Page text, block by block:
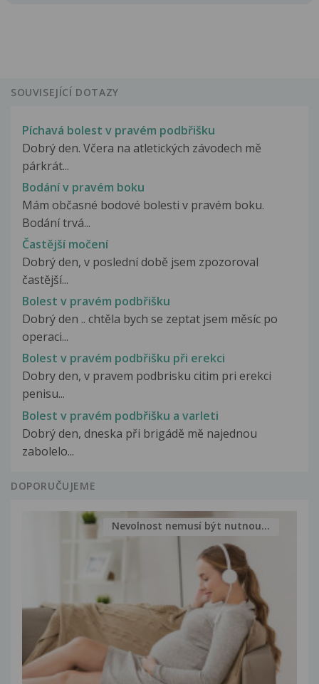
SOUVISEJÍCÍ DOTAZY
Píchavá bolest v pravém podbřišku
Dobrý den. Včera na atletických závodech mě
párkrát...
Bodání v pravém boku
Mám občasné bodové bolesti v pravém boku.
Bodání trvá...
Častější močení
Dobrý den, v poslední době jsem zpozoroval
častější...
Bolest v pravém podbřišku
Dobrý den .. chtěla bych se zeptat jsem měsíc po
operaci...
Bolest v pravém podbřišku při erekci
Dobry den, v pravem podbrisku citim pri erekci
penisu...
Bolest v pravém podbřišku a varleti
Dobrý den, dneska při brigádě mě najednou
zabolelo...
DOPORUČUJEME
Nevolnost nemusí být nutnou...